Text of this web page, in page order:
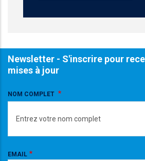
Newsletter - S'inscrire pour
mises à jour
NOM COMPLET
EMAIL